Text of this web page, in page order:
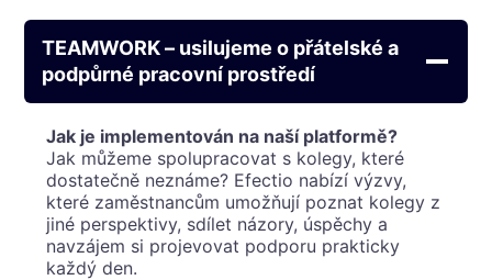
TEAMWORK – usilujeme o přátelské a
podpůrné pracovní prostředí
Jak je implementován na naší platformě?
Jak můžeme spolupracovat s kolegy, které
dostatečně neznáme? Efectio nabízí výzvy,
které zaměstnancům umožňují poznat kolegy z
jiné perspektivy, sdílet názory, úspěchy a
navzájem si projevovat podporu prakticky
každý den.